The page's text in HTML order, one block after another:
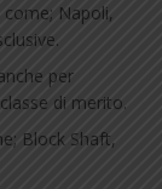
Napoli,
per
di merito.
Block Shaft,